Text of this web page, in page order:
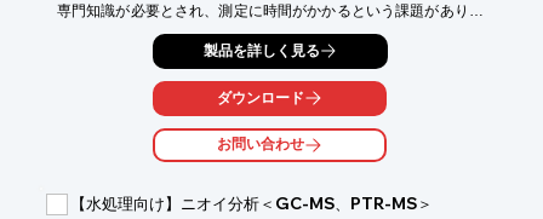
専門知識が必要とされ、測定に時間がかかるという課題がありま
した。携帯用リン酸計 MD50は、これらの課題を解決し、研究者
の皆様が迅速かつ正確にリン酸濃度を測定できるよう設計されて
【活用シーン】
・水質分析実験
【導入の効果】
製品を詳しく見る
ダウンロード
お問い合わせ
【水処理向け】ニオイ分析＜GC-MS、PTR-MS＞